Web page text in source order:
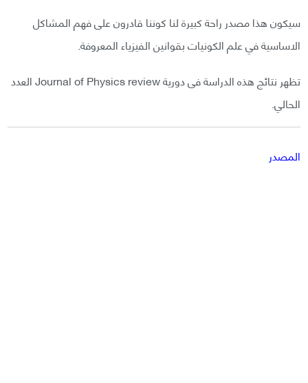
سيكون هذا مصدر راحة كبيرة لنا كوننا قادرون على فهم المشاكل
الاساسية في علم الكونيات بقوانين الفيزياء المعروفة.
تظهر نتائج هذه الدراسة فى دورية Journal of Physics review العدد
الحالي.
المصدر